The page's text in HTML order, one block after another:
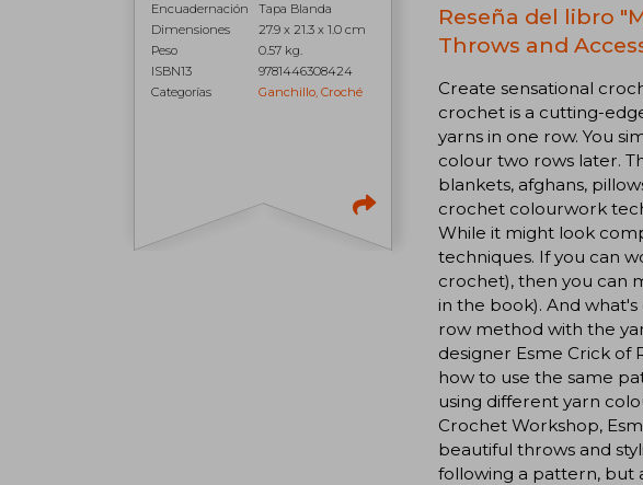
Encuadernación
Tapa Blanda
Dimensiones
27.9 x 21.3 x 1.0 cm
Peso
0.57 kg.
ISBN13
9781446308424
Categorías
Ganchillo, Croché
Reseña del libro
Throws and
Create sensational
crochet is a cutting-
yarns in one row. You
colour two rows later.
blankets, afghans,
crochet colourwork
While it might look
techniques. If you can
crochet), then you can
in the book). And
row method with the
designer Esme Crick of
how to use the same
using different yarn
Crochet Workshop,
beautiful throws and
following a pattern, but